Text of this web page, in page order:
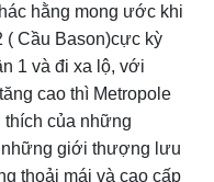
hằng mong ước khi
( Cầu Bason)cực kỳ
1 và đi xa lộ, với
cao thì Metropole
thích của những
những giới thượng lưu
thoải mái và cao cấp